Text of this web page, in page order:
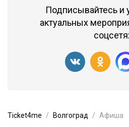
Подписывайтесь и
актуальных
Ticket4me Волгоград Афиша